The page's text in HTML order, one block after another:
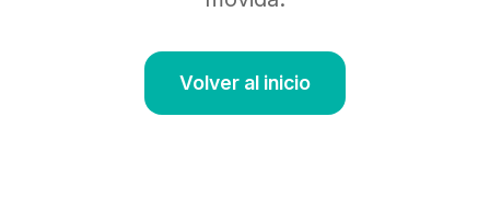
Volver al inicio